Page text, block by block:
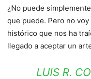
¿No puede
que puede. Pero no
histórico que nos ha
llegado a aceptar un
LUIS R.